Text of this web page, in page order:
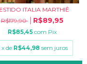
ITALIA MARTHIÊ
R$179,90
R$89,95
R$85,45 com Pix
x de R$44,98 sem juros